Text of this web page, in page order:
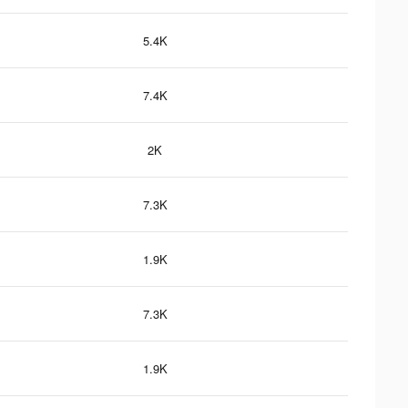
5.4K
7.4K
2K
7.3K
1.9K
7.3K
1.9K